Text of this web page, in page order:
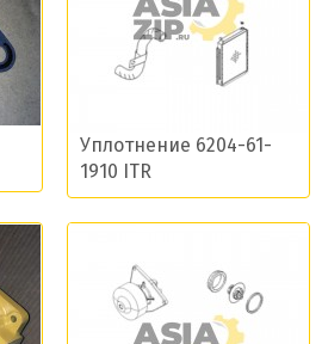
Уплотнение 6204-61-
1910 ITR